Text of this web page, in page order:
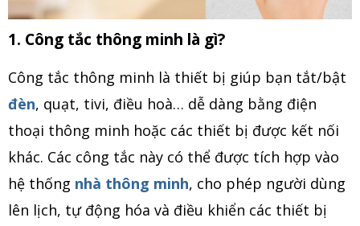
1. Công tắc thông minh là gì?
Công tắc thông minh là thiết bị giúp bạn tắt/bật
đèn, quạt, tivi, điều hoà… dễ dàng bằng điện
thoại thông minh hoặc các thiết bị được kết nối
khác. Các công tắc này có thể được tích hợp vào
hệ thống nhà thông minh, cho phép người dùng
lên lịch, tự động hóa và điều khiển các thiết bị